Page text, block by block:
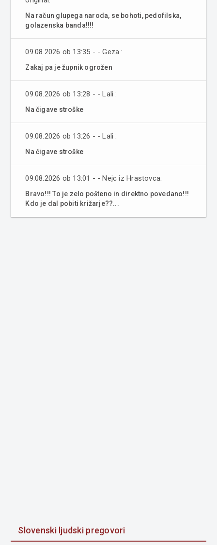
Na račun glupega naroda, se bohoti, pedofilska,
golazenska banda!!!!
09.08.2026 ob 13:35 - - Geza :
Zakaj pa je župnik ogrožen
09.08.2026 ob 13:28 - - Lali :
Na čigave stroške
09.08.2026 ob 13:26 - - Lali :
Na čigave stroške
09.08.2026 ob 13:01 - - Nejc iz Hrastovca:
Bravo!!! To je zelo pošteno in direktno povedano!!!
Kdo je dal pobiti križarje??...
Slovenski ljudski pregovori